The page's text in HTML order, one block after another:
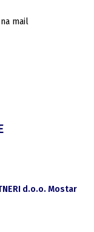
mail
d.o.o. Mostar